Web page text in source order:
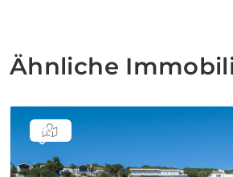
Ähnliche